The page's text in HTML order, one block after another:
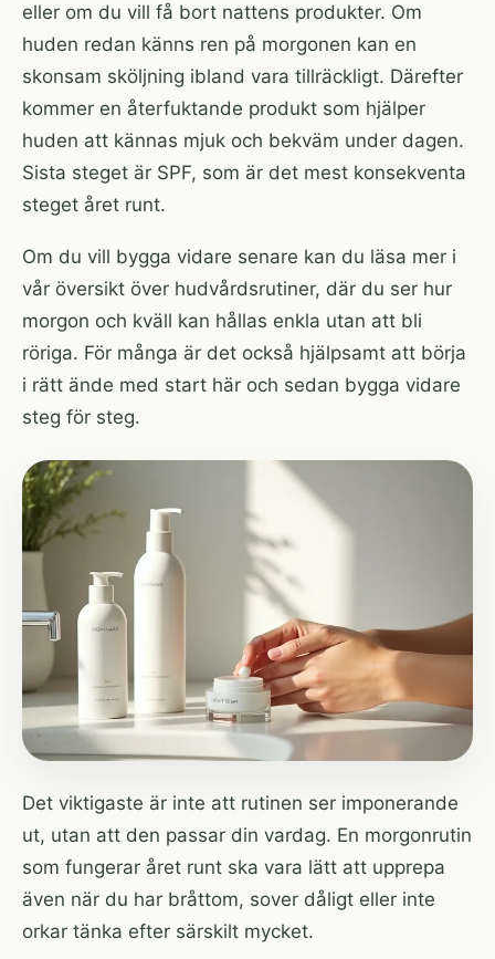
eller om du vill få bort nattens produkter. Om
huden redan känns ren på morgonen kan en
skonsam sköljning ibland vara tillräckligt. Därefter
kommer en återfuktande produkt som hjälper
huden att kännas mjuk och bekväm under dagen.
Sista steget är SPF, som är det mest konsekventa
steget året runt.
Om du vill bygga vidare senare kan du läsa mer i
vår översikt över hudvårdsrutiner, där du ser hur
morgon och kväll kan hållas enkla utan att bli
röriga. För många är det också hjälpsamt att börja
i rätt ände med start här och sedan bygga vidare
steg för steg.
Det viktigaste är inte att rutinen ser imponerande
ut, utan att den passar din vardag. En morgonrutin
som fungerar året runt ska vara lätt att upprepa
även när du har bråttom, sover dåligt eller inte
orkar tänka efter särskilt mycket.